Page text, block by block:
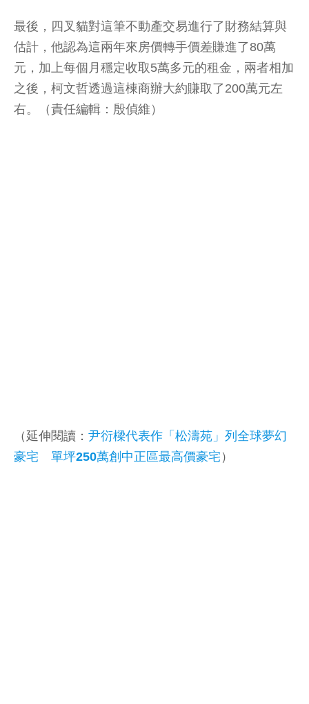
最後，四叉貓對這筆不動產交易進行了財務結算與
估計，他認為這兩年來房價轉手價差賺進了80萬
元，加上每個月穩定收取5萬多元的租金，兩者相加
之後，柯文哲透過這棟商辦大約賺取了200萬元左
右。（責任編輯：殷偵維）
（延伸閱讀： 尹衍樑代表作「松濤苑」列全球夢幻
豪宅 單坪250萬創中正區最高價豪宅 ）